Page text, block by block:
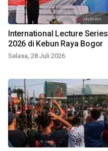
International Lecture Series
2026 di Kebun Raya Bogor
Selasa, 28 Juli 2026